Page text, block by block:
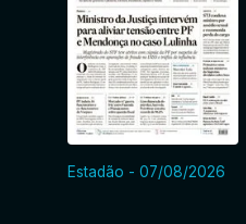
Estadão - 07/08/2026